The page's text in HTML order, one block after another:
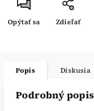
Opýtať sa Zdieľať
Popis Diskusia
Podrobný popis